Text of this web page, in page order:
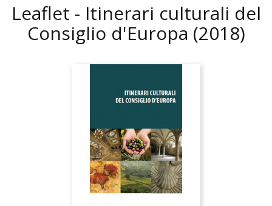
Leaflet - Itinerari culturali del
Consiglio d'Europa (2018)